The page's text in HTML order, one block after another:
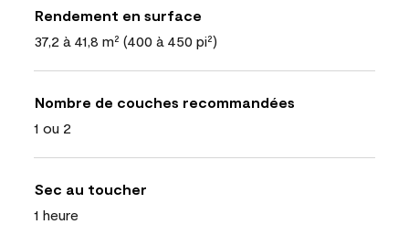
Rendement en surface
37,2 à 41,8 m² (400 à 450 pi²)
Nombre de couches recommandées
1 ou 2
Sec au toucher
1 heure